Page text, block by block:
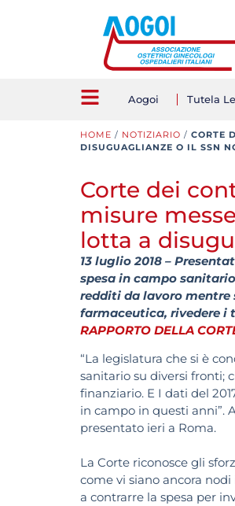
Aogoi Tutela
HOME / NOTIZIARIO / CORTE
DISUGUAGLIANZE O IL SSN
Corte dei
misure
lotta a
13 luglio 2018 –
spesa in campo
redditi da lavoro mentre
farmaceutica, rivedere i
RAPPORTO DELLA
“La legislatura che si è
sanitario su diversi fronti;
finanziario. E I dati del
in campo in questi anni”.
presentato ieri a Roma.
La Corte riconosce gli
come vi siano ancora
a contrarre la spesa per